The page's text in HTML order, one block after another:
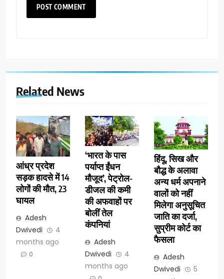
Related News
आंध्र प्रदेश
सड़क हादसे में 14
लोगों की मौत, 23
घायल
Adesh
Dwivedi
4
months ago
0
‘भारत के पास
पर्याप्त ईंधन
मौजूद’, पेट्रोल-
डीजल की कमी
की अफवाहों पर
बोलीं तेल
कंपनियां
Adesh
Dwivedi
4
months ago
हिंदू, सिख और
बौद्ध के अलावा
अन्य धर्म अपनाने
वालों को नहीं
मिलेगा अनुसूचित
जाति का दर्जा,
सुप्रीम कोर्ट का
फैसला
Adesh
Dwivedi
5